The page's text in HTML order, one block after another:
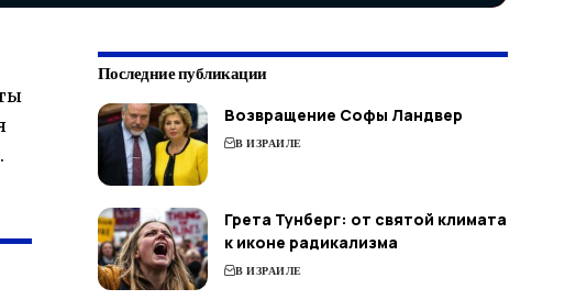
Последние публикации
Возвращение Софы Ландвер
В ИЗРАИЛЕ
Грета Тунберг: от святой климата
к иконе радикализма
В ИЗРАИЛЕ